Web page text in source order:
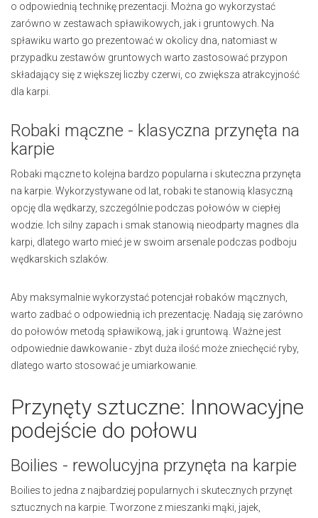
o odpowiednią technikę prezentacji. Można go wykorzystać
zarówno w zestawach spławikowych, jak i gruntowych. Na
spławiku warto go prezentować w okolicy dna, natomiast w
przypadku zestawów gruntowych warto zastosować przypon
składający się z większej liczby czerwi, co zwiększa atrakcyjność
dla karpi.
Robaki mączne - klasyczna przynęta na
karpie
Robaki mączne to kolejna bardzo popularna i skuteczna przynęta
na karpie. Wykorzystywane od lat, robaki te stanowią klasyczną
opcję dla wędkarzy, szczególnie podczas połowów w ciepłej
wodzie. Ich silny zapach i smak stanowią nieodparty magnes dla
karpi, dlatego warto mieć je w swoim arsenale podczas podboju
wędkarskich szlaków.
Aby maksymalnie wykorzystać potencjał robaków mącznych,
warto zadbać o odpowiednią ich prezentację. Nadają się zarówno
do połowów metodą spławikową, jak i gruntową. Ważne jest
odpowiednie dawkowanie - zbyt duża ilość może zniechęcić ryby,
dlatego warto stosować je umiarkowanie.
Przynęty sztuczne: Innowacyjne
podejście do połowu
Boilies - rewolucyjna przynęta na karpie
Boilies to jedna z najbardziej popularnych i skutecznych przynęt
sztucznych na karpie. Tworzone z mieszanki mąki, jajek,